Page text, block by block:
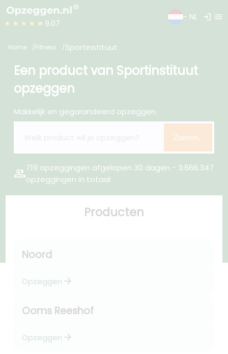
★★★★★ 9.07
- NL login menu
Home Fitness Sportinstituut
Een product van Sportinstituut
opzeggen
Makkelijk en gegarandeerd opzeggen.
Zoeken..
group719 opzeggingen afgelopen 30 dagen - 3.666.347
opzeggingen in totaal
Producten
Noord
Opzeggen arrow_forward
Ooms Reeshof
Opzeggen arrow_forward